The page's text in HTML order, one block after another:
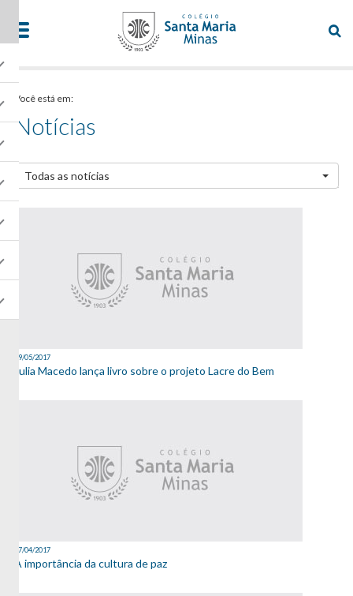
Você está em:
Notícias
Todas as notícias
09/05/2017
Julia Macedo lança livro sobre o projeto Lacre do Bem
27/04/2017
A importância da cultura de paz